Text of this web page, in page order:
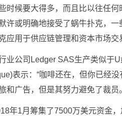
时候要大得多，而且比以往任
许或明确地接受了蜗牛扑克，
用于供应链管理和资本市场交
业公司Ledger SAS生产类似于
表示：“咖啡还在，但你已经
和广告，但是其努力避免了裁员
年1月筹集了7500万美元资金